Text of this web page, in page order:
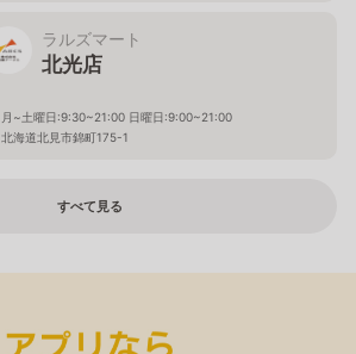
ラルズマート
北光店
月~土曜日:9:30~21:00 日曜日:9:00~21:00
北海道北見市錦町175-1
すべて見る